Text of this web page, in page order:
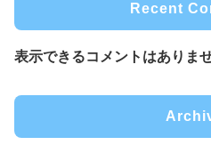
Recent
表示できるコメントはありませ